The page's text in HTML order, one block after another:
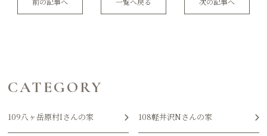
CATEGORY
109八ヶ岳原村Iさんの家 108軽井沢Nさんの家